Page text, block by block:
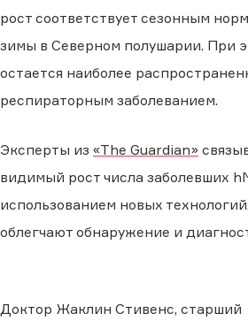
рост соответствует сезонным
зимы в Северном полушарии. При
остается наиболее
респираторным заболеванием.
Эксперты из «The Guardian»
видимый рост числа заболевших
использованием новых
облегчают обнаружение и
Доктор Жаклин Стивенс, старший